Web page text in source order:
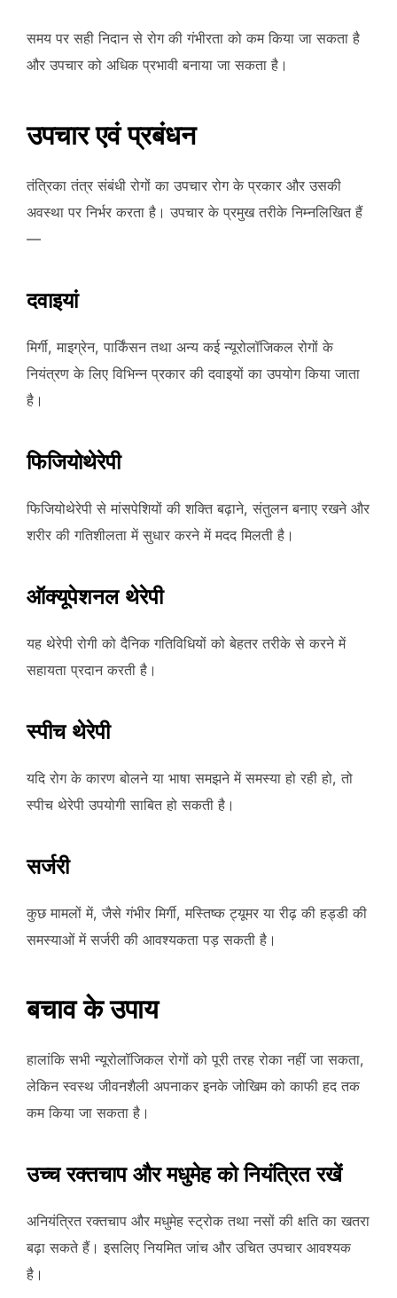
समय पर सही निदान से रोग की गंभीरता को कम किया जा सकता है
और उपचार को अधिक प्रभावी बनाया जा सकता है।
उपचार एवं प्रबंधन
तंत्रिका तंत्र संबंधी रोगों का उपचार रोग के प्रकार और उसकी
अवस्था पर निर्भर करता है। उपचार के प्रमुख तरीके निम्नलिखित हैं
—
दवाइयां
मिर्गी, माइग्रेन, पार्किंसन तथा अन्य कई न्यूरोलॉजिकल रोगों के
नियंत्रण के लिए विभिन्न प्रकार की दवाइयों का उपयोग किया जाता
है।
फिजियोथेरेपी
फिजियोथेरेपी से मांसपेशियों की शक्ति बढ़ाने, संतुलन बनाए रखने और
शरीर की गतिशीलता में सुधार करने में मदद मिलती है।
ऑक्यूपेशनल थेरेपी
यह थेरेपी रोगी को दैनिक गतिविधियों को बेहतर तरीके से करने में
सहायता प्रदान करती है।
स्पीच थेरेपी
यदि रोग के कारण बोलने या भाषा समझने में समस्या हो रही हो, तो
स्पीच थेरेपी उपयोगी साबित हो सकती है।
सर्जरी
कुछ मामलों में, जैसे गंभीर मिर्गी, मस्तिष्क ट्यूमर या रीढ़ की हड्डी की
समस्याओं में सर्जरी की आवश्यकता पड़ सकती है।
बचाव के उपाय
हालांकि सभी न्यूरोलॉजिकल रोगों को पूरी तरह रोका नहीं जा सकता,
लेकिन स्वस्थ जीवनशैली अपनाकर इनके जोखिम को काफी हद तक
कम किया जा सकता है।
उच्च रक्तचाप और मधुमेह को नियंत्रित रखें
अनियंत्रित रक्तचाप और मधुमेह स्ट्रोक तथा नसों की क्षति का खतरा
बढ़ा सकते हैं। इसलिए नियमित जांच और उचित उपचार आवश्यक
है।